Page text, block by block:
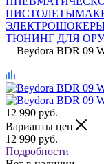
ПИСТОЛЕТЫ
ТЮНИНГ ДЛЯ
—Beydora BDR 09
12 990 руб.
Варианты цен
12 990 руб.
Подробности